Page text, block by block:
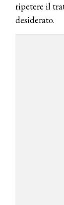
ripetere il
desiderato.